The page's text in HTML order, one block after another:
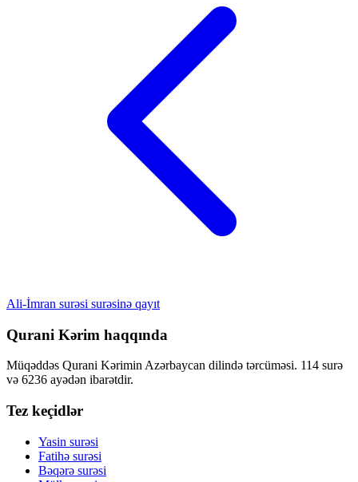
Ali-İmran surəsi surəsinə qayıt
Qurani Kərim haqqında
Müqəddəs Qurani Kərimin Azərbaycan dilində tərcüməsi. 114 surə
və 6236 ayədən ibarətdir.
Tez keçidlər
Yasin surəsi
Fatihə surəsi
Bəqərə surəsi